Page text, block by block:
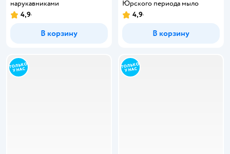
нарукавниками
4,9
В корзину
Юрского периода мыло
4,9
В корзину